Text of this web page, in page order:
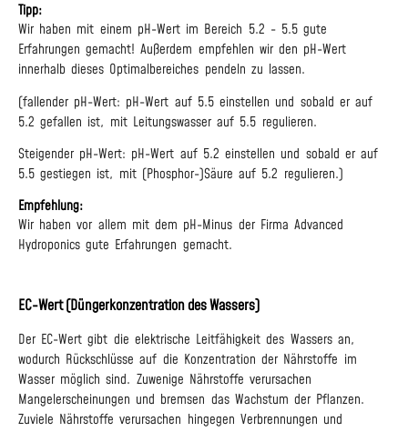
Tipp:
Wir haben mit einem pH-Wert im Bereich 5.2 - 5.5 gute
Erfahrungen gemacht! Außerdem empfehlen wir den pH-Wert
innerhalb dieses Optimalbereiches pendeln zu lassen.
(fallender pH-Wert: pH-Wert auf 5.5 einstellen und sobald er auf
5.2 gefallen ist, mit Leitungswasser auf 5.5 regulieren.
Steigender pH-Wert: pH-Wert auf 5.2 einstellen und sobald er auf
5.5 gestiegen ist, mit (Phosphor-)Säure auf 5.2 regulieren.)
Empfehlung:
Wir haben vor allem mit dem pH-Minus der Firma Advanced
Hydroponics gute Erfahrungen gemacht.
EC-Wert (Düngerkonzentration des Wassers)
Der EC-Wert gibt die elektrische Leitfähigkeit des Wassers an,
wodurch Rückschlüsse auf die Konzentration der Nährstoffe im
Wasser möglich sind. Zuwenige Nährstoffe verursachen
Mangelerscheinungen und bremsen das Wachstum der Pflanzen.
Zuviele Nährstoffe verursachen hingegen Verbrennungen und